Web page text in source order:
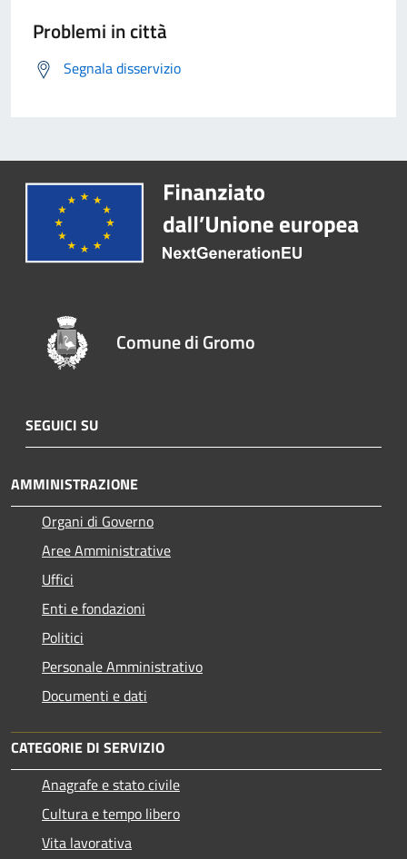
Problemi in città
Segnala disservizio
Comune di Gromo
SEGUICI SU
AMMINISTRAZIONE
Organi di Governo
Aree Amministrative
Uffici
Enti e fondazioni
Politici
Personale Amministrativo
Documenti e dati
CATEGORIE DI SERVIZIO
Anagrafe e stato civile
Cultura e tempo libero
Vita lavorativa